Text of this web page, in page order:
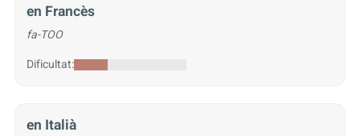
en Francès
fa-TOO
Dificultat:
en Italià